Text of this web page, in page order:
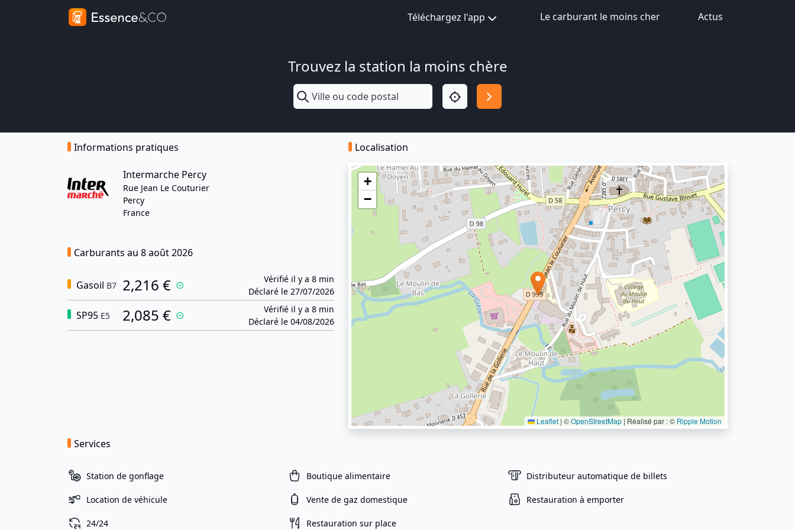
Téléchargez l'app Le carburant le moins cher Actus
Trouvez la station la moins chère
Informations pratiques
Intermarche Percy
Rue Jean Le Couturier
Percy
France
Carburants au 8 août 2026
Gasoil B7 2,216 €
Vérifié il y a 8 min
Déclaré le 27/07/2026
SP95 E5 2,085 €
Vérifié il y a 8 min
Déclaré le 04/08/2026
Localisation
+
−
Leaflet | ©OpenStreetMap | Réalisé par : © Ripple Motion
Services
Station de gonflage Boutique alimentaire Distributeur automatique de billets
Location de véhicule Vente de gaz domestique Restauration à emporter
24/24 Restauration sur place